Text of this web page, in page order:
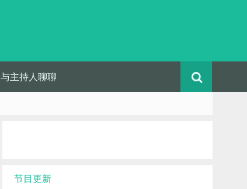
与主持人聊聊
节目更新